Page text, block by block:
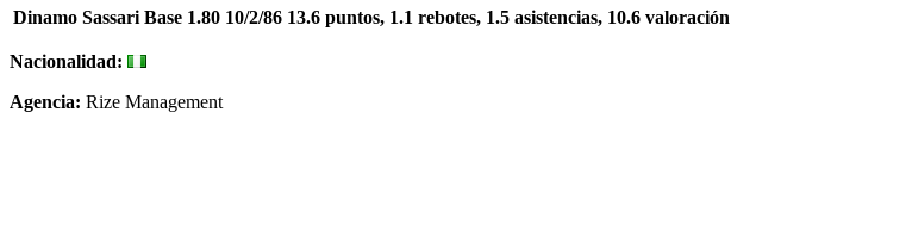
Dinamo Sassari Base 1.80 10/2/86 13.6 puntos, 1.1 rebotes, 1.5 asistencias, 10.6 valoración
Nacionalidad:
Agencia: Rize Management